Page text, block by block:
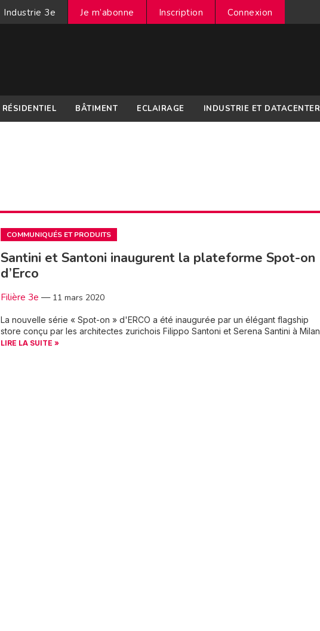
Industrie 3e Je m’abonne Inscription Connexion
RÉSIDENTIEL BÂTIMENT ECLAIRAGE INDUSTRIE ET DATACENTER
COMMUNIQUÉS ET PRODUITS
Santini et Santoni inaugurent la plateforme Spot-on
d’Erco
Filière 3e — 11 mars 2020
La nouvelle série « Spot-on » d'ERCO a été inaugurée par un élégant flagship
store conçu par les architectes zurichois Filippo Santoni et Serena Santini à Milan
LIRE LA SUITE »